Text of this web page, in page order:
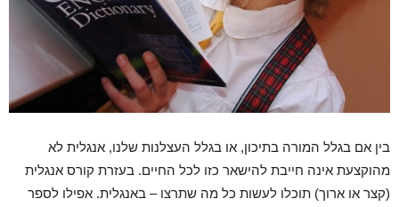
בין אם בגלל המורה בתיכון, או בגלל העצלנות שלנו, אנגלית לא
מהוקצעת אינה חייבת להישאר כזו לכל החיים. בעזרת קורס אנגלית
(קצר או ארוך) תוכלו לעשות כל מה שתרצו – באנגלית. אפילו לספר